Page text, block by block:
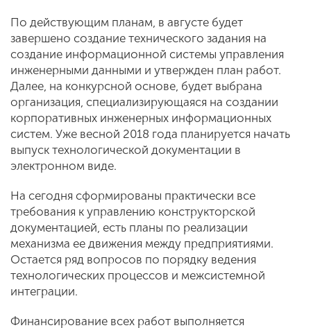
По действующим планам, в августе будет
завершено создание технического задания на
создание информационной системы управления
инженерными данными и утвержден план работ.
Далее, на конкурсной основе, будет выбрана
организация, специализирующаяся на создании
корпоративных инженерных информационных
систем. Уже весной 2018 года планируется начать
выпуск технологической документации в
электронном виде.
На сегодня сформированы практически все
требования к управлению конструкторской
документацией, есть планы по реализации
механизма ее движения между предприятиями.
Остается ряд вопросов по порядку ведения
технологических процессов и межсистемной
интеграции.
Финансирование всех работ выполняется